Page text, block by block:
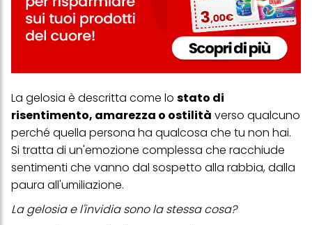
La gelosia è descritta come lo stato di
risentimento, amarezza o ostilità verso qualcuno
perché quella persona ha qualcosa che tu non hai.
Si tratta di un'emozione complessa che racchiude
sentimenti che vanno dal sospetto alla rabbia, dalla
paura all'umiliazione.
La gelosia e l'invidia sono la stessa cosa?